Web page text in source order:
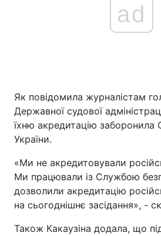
ad
Як повідомила журналістам
Державної судової
їхню акредитацію заборонила
України.
«Ми не акредитовували
Ми працювали із Службою
дозволили акредитацію
на сьогоднішнє засідання», -
Також Какаузіна додала, що